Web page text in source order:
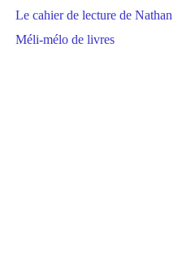
Le cahier de lecture de Nathan
Méli-mélo de livres